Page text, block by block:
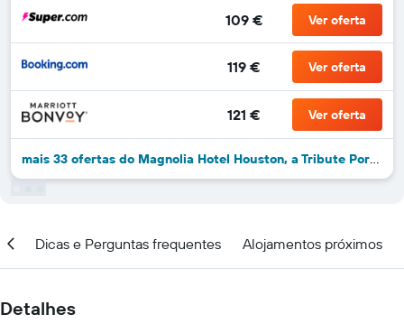
109 € Ver oferta
119 € Ver oferta
121 € Ver oferta
mais 33 ofertas do Magnolia Hotel Houston, a Tribute Portfolio Hotel
Dicas e Perguntas frequentes Alojamentos próximos
Detalhes